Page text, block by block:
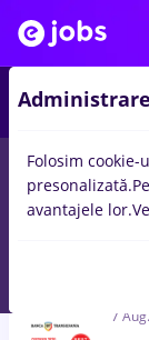
Salarii
7
Folosim
presonalizată.
avantajele lor.